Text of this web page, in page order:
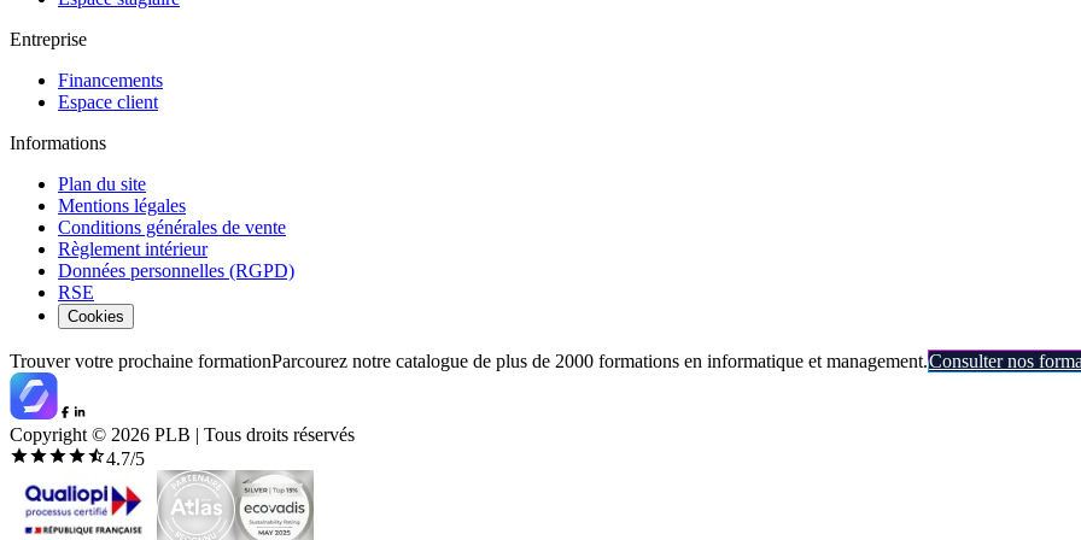
Entreprise
Financements
Espace client
Informations
Plan du site
Mentions légales
Conditions générales de vente
Règlement intérieur
Données personnelles (RGPD)
RSE
Cookies
Trouver votre prochaine formationParcourez notre catalogue de plus de 2000 formations en informatique et management.Consulter nos
Copyright © 2026 PLB | Tous droits réservés
4.7/5